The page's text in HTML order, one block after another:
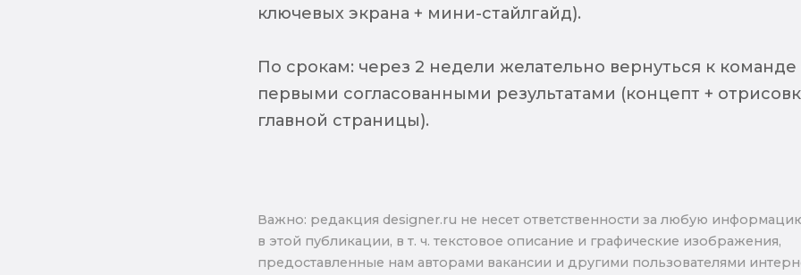
ключевых экрана + мини-стайлгайд).
По срокам: через 2 недели желательно вернуться к команде
первыми согласованными результатами (концепт +
главной страницы).
Важно: pедакция designer.ru не несет ответственности за любую
в этой публикации, в т. ч. текстовое описание и графические изображения,
предоставленные нам авторами вакансии и другими пользователями